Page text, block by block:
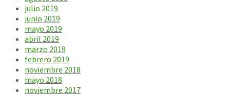
julio 2019
junio 2019
mayo 2019
abril 2019
marzo 2019
febrero 2019
noviembre 2018
mayo 2018
noviembre 2017